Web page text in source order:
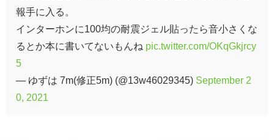
報手に入る。
インターホンに100均の耐震ジェル貼ったら音小さくな
るとか本に書いてないもんね pic.twitter.com/OKqGkjrcy
5
— ゆずは 7m(修正5m) (@13w46029345) September 2
0, 2021